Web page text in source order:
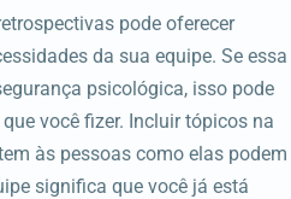
pode oferecer
da sua equipe. Se essa
psicológica, isso pode
você fizer. Incluir tópicos na
às pessoas como elas podem
significa que você já está